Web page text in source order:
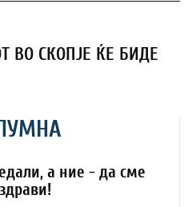
ВО СКОПЈЕ ЌЕ БИДЕ
а ние - да сме